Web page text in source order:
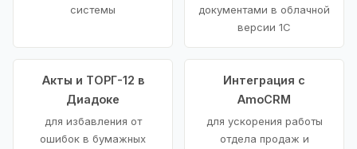
системы
документами в облачной
версии 1С
Акты и ТОРГ-12 в
Диадоке
для избавления от
ошибок в бумажных
Интеграция с
AmoCRM
для ускорения работы
отдела продаж и